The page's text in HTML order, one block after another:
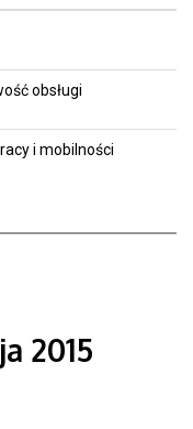
obsługi
i mobilności
2015